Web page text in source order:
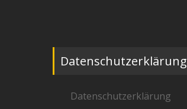
Datenschutzerklärung
Datenschutzerklärung